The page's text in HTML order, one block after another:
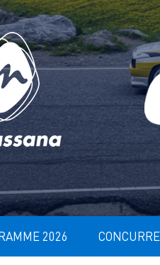
2026